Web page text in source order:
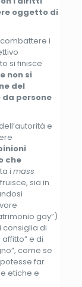
oggetto di
i
si finisce
non si
del
persone
e
che
i mass
sia in
gay”)
di
e di
come se
far
etiche e